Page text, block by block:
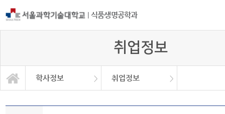
| 식품생명공학과
취업정보
학사정보 취업정보
학과소개
교과과정
학사정보
대학원
정보광장
커뮤니티
학사일정
공지사항
자유게시판
취업정보
Q&A